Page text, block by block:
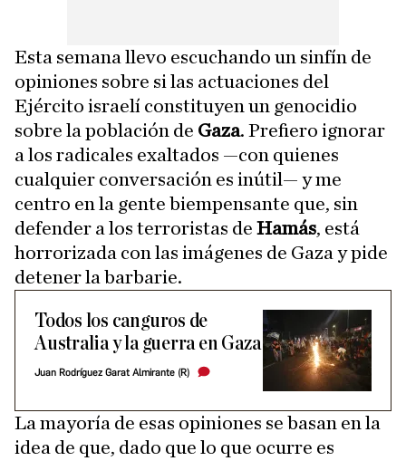
Esta semana llevo escuchando un sinfín de
opiniones sobre si las actuaciones del
Ejército israelí constituyen un genocidio
sobre la población de Gaza. Prefiero ignorar
a los radicales exaltados —con quienes
cualquier conversación es inútil— y me
centro en la gente biempensante que, sin
defender a los terroristas de Hamás, está
horrorizada con las imágenes de Gaza y pide
detener la barbarie.
Todos los canguros de
Australia y la guerra en Gaza
Juan Rodríguez Garat Almirante (R)
La mayoría de esas opiniones se basan en la
idea de que, dado que lo que ocurre es